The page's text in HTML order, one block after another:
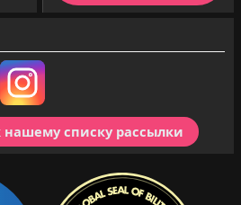
списку рассылки